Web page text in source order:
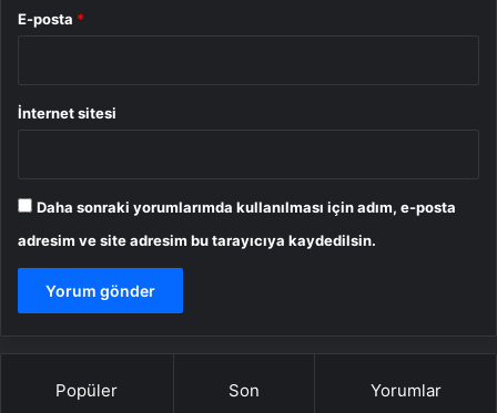
E-posta *
İnternet sitesi
Daha sonraki yorumlarımda kullanılması için adım, e-posta
adresim ve site adresim bu tarayıcıya kaydedilsin.
Popüler Son Yorumlar